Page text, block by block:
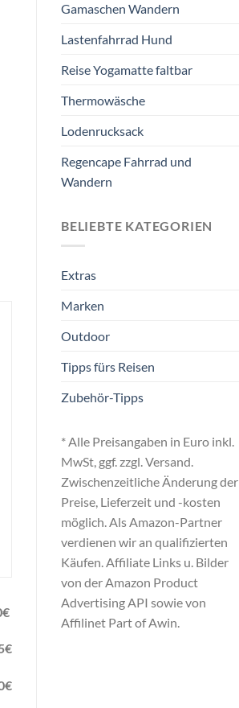
€
€
€
Gamaschen Wandern
Lastenfahrrad Hund
Reise Yogamatte faltbar
Thermowäsche
Lodenrucksack
Regencape Fahrrad und
Wandern
BELIEBTE KATEGORIEN
Extras
Marken
Outdoor
Tipps fürs Reisen
Zubehör-Tipps
* Alle Preisangaben in Euro inkl.
MwSt, ggf. zzgl. Versand.
Zwischenzeitliche Änderung der
Preise, Lieferzeit und -kosten
möglich. Als Amazon-Partner
verdienen wir an qualifizierten
Käufen. Affiliate Links u. Bilder
von der Amazon Product
Advertising API sowie von
Affilinet Part of Awin.